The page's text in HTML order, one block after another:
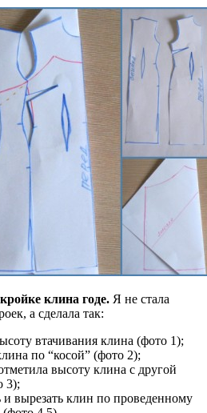
клина годе. Я не стала
а сделала так:
втачивания клина (фото 1);
по “косой” (фото 2);
высоту клина с другой
3);
и вырезать клин по проведенному